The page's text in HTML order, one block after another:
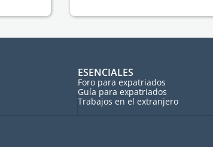
ESENCIALES
Foro para expatriados
Guía para expatriados
Trabajos en el extranjero